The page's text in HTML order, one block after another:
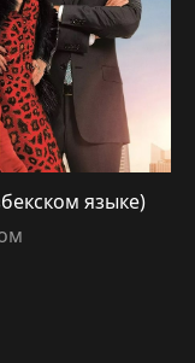
языке)